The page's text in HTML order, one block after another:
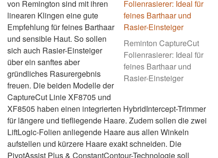
Reminton CaptureCut
Folienrasierer: Ideal für
feines Barthaar und
Rasier-Einsteiger
von Remington sind mit ihren
linearen Klingen eine gute
Empfehlung für feines Barthaar
und sensible Haut. So sollen
sich auch Rasier-Einsteiger
über ein sanftes aber
gründliches Rasurergebnis
freuen. Die beiden Modelle der
CaptureCut Linie XF8705 und
XF8505 haben einen integrierten HybridIntercept-Trimmer
für längere und tiefliegende Haare. Zudem sollen die zwei
LiftLogic-Folien anliegende Haare aus allen Winkeln
aufstellen und kürzere Haare exakt schneiden. Die
PivotAssist Plus & ConstantContour-Technologie soll